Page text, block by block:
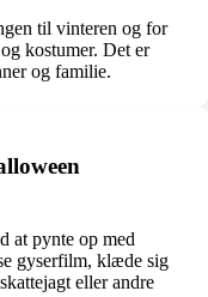
til vinteren og for
kostumer. Det er
og familie.
at pynte op med
gyserfilm, klæde sig
eller andre